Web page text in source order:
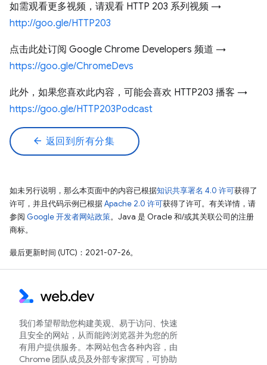
如需观看更多视频，请观看 HTTP 203 系列视频 →
http://goo.gle/HTTP203
点击此处订阅 Google Chrome Developers 频道 →
https://goo.gle/ChromeDevs
此外，如果您喜欢此内容，可能会喜欢 HTTP203 播客 →
https://goo.gle/HTTP203Podcast
arrow_back 返回到所有分集
如未另行说明，那么本页面中的内容已根据知识共享署名 4.0 许可获得了
许可，并且代码示例已根据Apache 2.0 许可获得了许可。有关详情，请
参阅 Google 开发者网站政策。Java 是 Oracle 和/或其关联公司的注册
商标。
最后更新时间 (UTC)：2021-07-26。
我们希望帮助您构建美观、易于访问、快速
且安全的网站，从而能跨浏览器并为您的所
有用户提供服务。本网站包含各种内容，由
Chrome 团队成员及外部专家撰写，可协助